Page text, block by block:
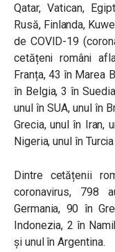
Qatar, Vatican,
Rusă, Finlanda,
de COVID-19
cetățeni români
Franța, 43 în Marea
în Belgia, 3 în
unul în SUA, unul în
Grecia, unul în Iran,
Nigeria, unul în
Dintre cetățenii
coronavirus, 798
Germania, 90 în
Indonezia, 2 în
și unul în Argentina.